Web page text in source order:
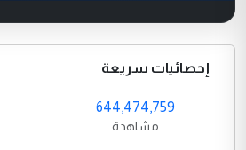
إحصائيات سريعة
644,474,759
مشاهدة